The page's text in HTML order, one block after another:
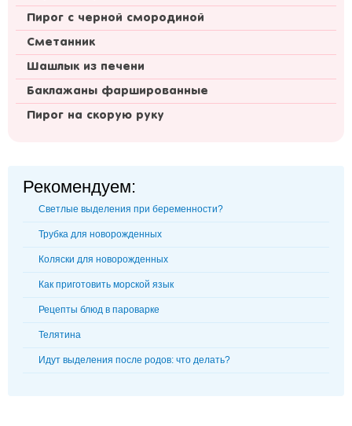
Пирог с черной смородиной
Сметанник
Шашлык из печени
Баклажаны фаршированные
Пирог на скорую руку
Рекомендуем:
Светлые выделения при беременности?
Трубка для новорожденных
Коляски для новорожденных
Как приготовить морской язык
Рецепты блюд в пароварке
Телятина
Идут выделения после родов: что делать?